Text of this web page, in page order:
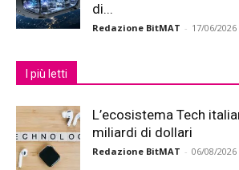
di...
Redazione BitMAT - 17/06/2026
I più letti
L’ecosistema Tech
miliardi di dollari
Redazione BitMAT - 06/08/2026